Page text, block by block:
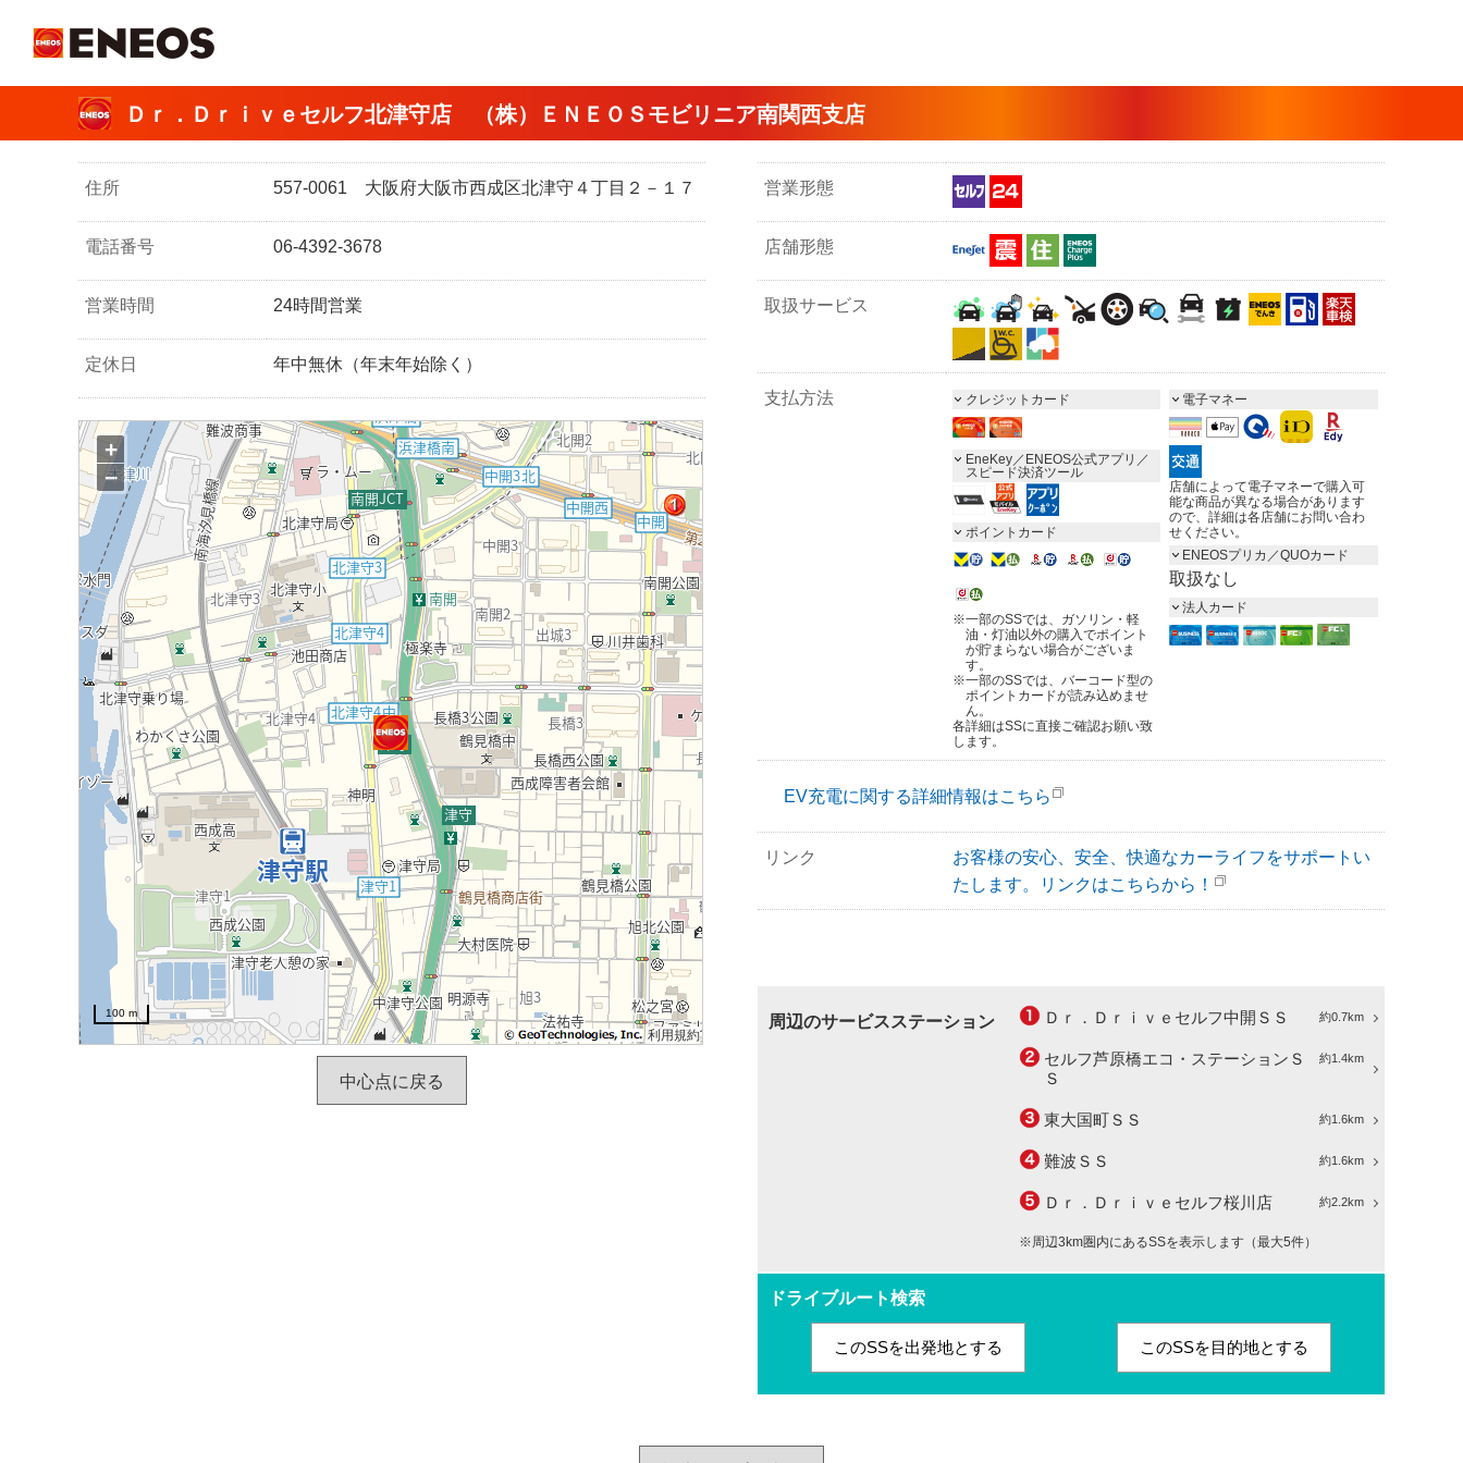
Ｄｒ．Ｄｒｉｖｅセルフ北津守店 （株）ＥＮＥＯＳモビリニア南関西支店
住所 557-0061 大阪府大阪市西成区北津守４丁目２－１７
電話番号 06-4392-3678
営業時間 24時間営業
定休日 年中無休（年末年始除く）
利用規約
+
−
100 m
中心点に戻る
営業形態
店舗形態
取扱サービス
支払方法 クレジットカード
EneKey／ENEOS公式アプリ／
スピード決済ツール
ポイントカード
※一部のSSでは、ガソリン・軽
油・灯油以外の購入でポイント
が貯まらない場合がございま
す。
※一部のSSでは、バーコード型の
ポイントカードが読み込めませ
ん。
各詳細はSSに直接ご確認お願い致
します。
電子マネー
店舗によって電子マネーで購入可
能な商品が異なる場合があります
ので、詳細は各店舗にお問い合わ
せください。
ENEOSプリカ／QUOカード
取扱なし
法人カード
EV充電に関する詳細情報はこちら
リンク
お客様の安心、安全、快適なカーライフをサポートい
たします。リンクはこちらから！
周辺のサービスステーション 約0.7km
Ｄｒ．Ｄｒｉｖｅセルフ中開ＳＳ
約1.4km
セルフ芦原橋エコ・ステーションＳ
Ｓ
約1.6km
東大国町ＳＳ
約1.6km
難波ＳＳ
約2.2km
Ｄｒ．Ｄｒｉｖｅセルフ桜川店
※周辺3km圏内にあるSSを表示します（最大5件）
ドライブルート検索
このSSを出発地とする このSSを目的地とする